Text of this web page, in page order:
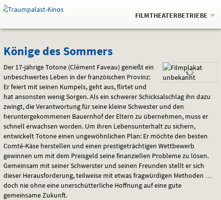
Springe
zum
,zum
.
Navigation
Service
Gehe
zur
Auswahl
FILMTHEATERBETRIEBE
Könige
des
Sommers
Könige des Sommers
Der 17-jährige Totone (Clément Faveau) genießt ein
unbeschwertes Leben in der franzöischen Provinz:
Er feiert mit seinen Kumpels, geht aus, flirtet und
hat ansonsten wenig Sorgen. Als ein schwerer Schicksalschlag ihn dazu
zwingt, die Verantwortung für seine kleine Schwester und den
heruntergekommenen Bauernhof der Eltern zu übernehmen, muss er
schnell erwachsen worden. Um ihren Lebensunterhalt zu sichern,
entwickelt Totone einen ungewöhnlichen Plan: Er möchte den besten
Comté-Käse herstellen und einen prestigeträchtigen Wettbewerb
gewinnen um mit dem Preisgeld seine finanziellen Probleme zu lösen.
Gemeinsam mit seiner Schwerster und seinen Freunden stellt er sich
dieser Herausforderung, teilweise mit etwas fragwürdigen Methoden …
doch nie ohne eine unerschütterliche Hoffnung auf eine gute
gemeinsame Zukunft.